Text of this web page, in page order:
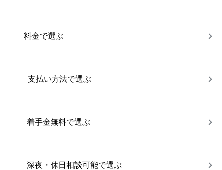
料金で選ぶ
支払い方法で選ぶ
着手金無料で選ぶ
深夜・休日相談可能で選ぶ